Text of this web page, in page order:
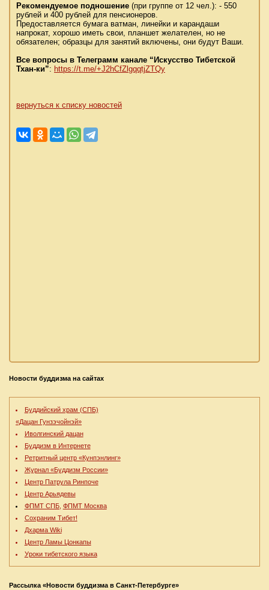
Рекомендуемое подношение (при группе от 12 чел.): - 550
рублей и 400 рублей для пенсионеров.
Предоставляется бумага ватман, линейки и карандаши
напрокат, хорошо иметь свои, планшет желателен, но не
обязателен; образцы для занятий включены, они будут Ваши.
Все вопросы в Телеграмм канале “Искусство Тибетской
Тхан-ки”: https://t.me/+J2hCfZlgqqtjZTQy
вернуться к списку новостей
Новости буддизма на сайтах
Буддийский храм (СПБ)
«Дацан Гунзэчойнэй»
Иволгинский дацан
Буддизм в Интернете
Ретритный центр «Кунпэнлинг»
Журнал «Буддизм России»
Центр Патрула Ринпоче
Центр Арьядевы
ФПМТ СПБ, ФПМТ Москва
Сохраним Тибет!
Дхарма Wiki
Центр Ламы Цонкапы
Уроки тибетского языка
Рассылка «Новости буддизма в Санкт-Петербурге»